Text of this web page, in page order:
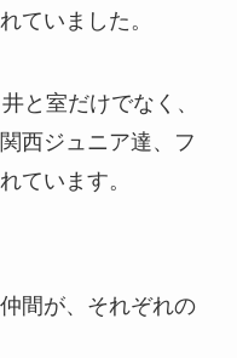
ていました。
と室だけでなく、
西ジュニア達、フ
ています。
間が、それぞれの